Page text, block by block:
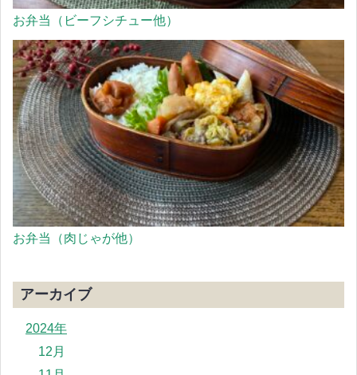
お弁当（ビーフシチュー他）
お弁当（肉じゃが他）
アーカイブ
2024年
12月